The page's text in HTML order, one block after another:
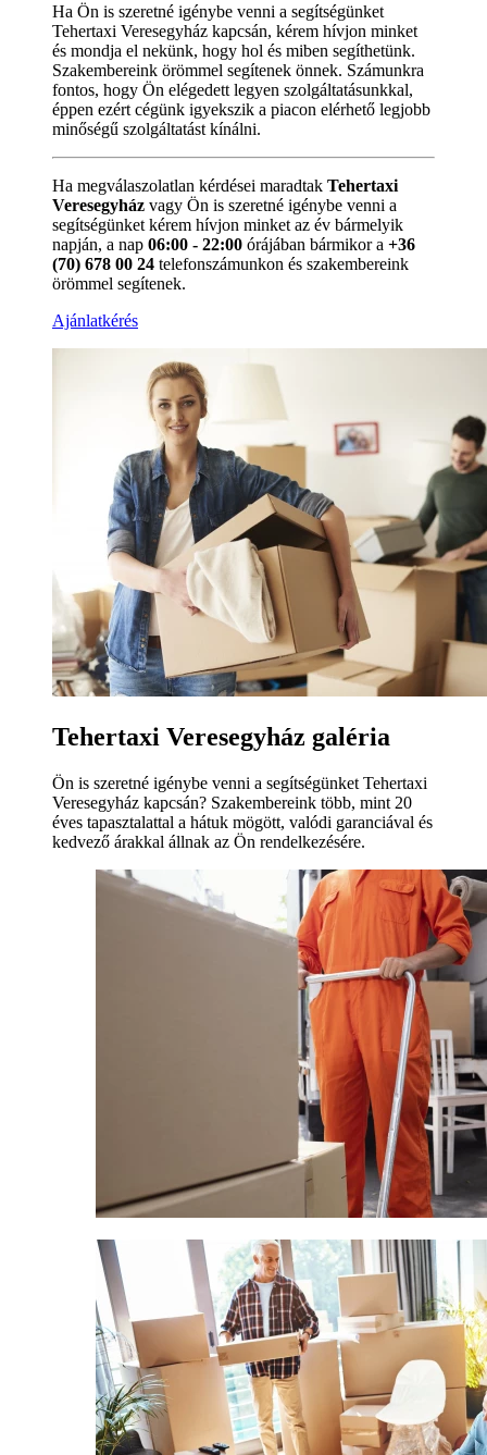
Ha Ön is szeretné igénybe venni a segítségünket
Tehertaxi Veresegyház kapcsán, kérem hívjon minket
és mondja el nekünk, hogy hol és miben segíthetünk.
Szakembereink örömmel segítenek önnek. Számunkra
fontos, hogy Ön elégedett legyen szolgáltatásunkkal,
éppen ezért cégünk igyekszik a piacon elérhető legjobb
minőségű szolgáltatást kínálni.
Ha megválaszolatlan kérdései maradtak Tehertaxi
Veresegyház vagy Ön is szeretné igénybe venni a
segítségünket kérem hívjon minket az év bármelyik
napján, a nap 06:00 - 22:00 órájában bármikor a +36
(70) 678 00 24 telefonszámunkon és szakembereink
örömmel segítenek.
Ajánlatkérés
Tehertaxi Veresegyház galéria
Ön is szeretné igénybe venni a segítségünket Tehertaxi
Veresegyház kapcsán? Szakembereink több, mint 20
éves tapasztalattal a hátuk mögött, valódi garanciával és
kedvező árakkal állnak az Ön rendelkezésére.